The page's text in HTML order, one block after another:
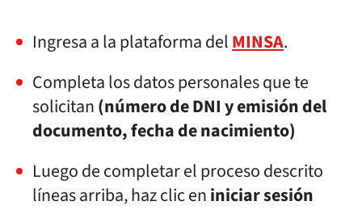
Ingresa a la plataforma delMINSA.
Completa los datos personales que te
solicitan(número de DNI y emisión del
documento, fecha de nacimiento)
Luego de completar el proceso descrito
líneas arriba, haz clic eniniciar sesión